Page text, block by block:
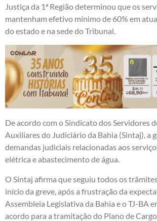
Justiça da 1ª Região determinou que os
mantenham efetivo mínimo de 60% em
do estado e na sede do Tribunal.
De acordo com o Sindicato dos Servidores
Auxiliares do Judiciário da Bahia (Sintaj), a
demandas judiciais relacionadas aos
elétrica e abastecimento de água.
O Sintaj afirma que seguiu todos os
início da greve, após a frustração da
Assembleia Legislativa da Bahia e o TJ-BA
acordo para a tramitação do Plano de